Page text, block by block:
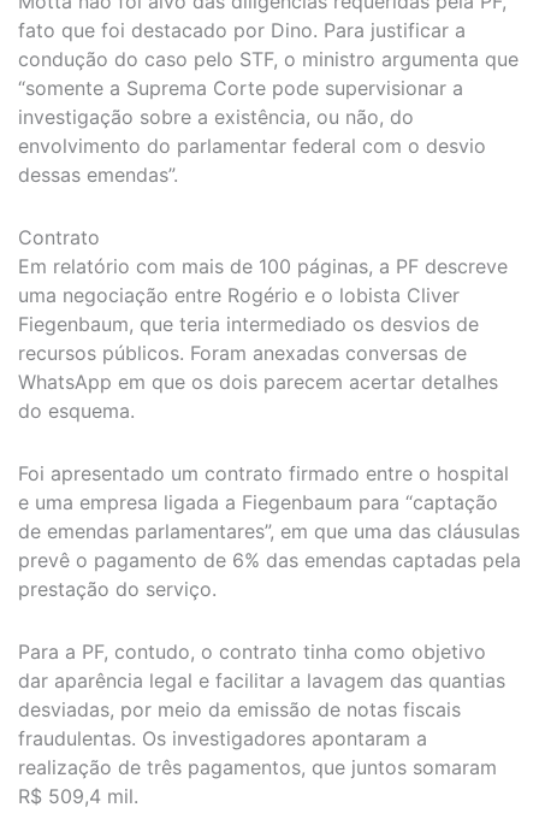
fato que foi destacado por Dino. Para justificar a
condução do caso pelo STF, o ministro argumenta que
“somente a Suprema Corte pode supervisionar a
investigação sobre a existência, ou não, do
envolvimento do parlamentar federal com o desvio
dessas emendas”.
Contrato
Em relatório com mais de 100 páginas, a PF descreve
uma negociação entre Rogério e o lobista Cliver
Fiegenbaum, que teria intermediado os desvios de
recursos públicos. Foram anexadas conversas de
WhatsApp em que os dois parecem acertar detalhes
do esquema.
Foi apresentado um contrato firmado entre o hospital
e uma empresa ligada a Fiegenbaum para “captação
de emendas parlamentares”, em que uma das cláusulas
prevê o pagamento de 6% das emendas captadas pela
prestação do serviço.
Para a PF, contudo, o contrato tinha como objetivo
dar aparência legal e facilitar a lavagem das quantias
desviadas, por meio da emissão de notas fiscais
fraudulentas. Os investigadores apontaram a
realização de três pagamentos, que juntos somaram
R$ 509,4 mil.